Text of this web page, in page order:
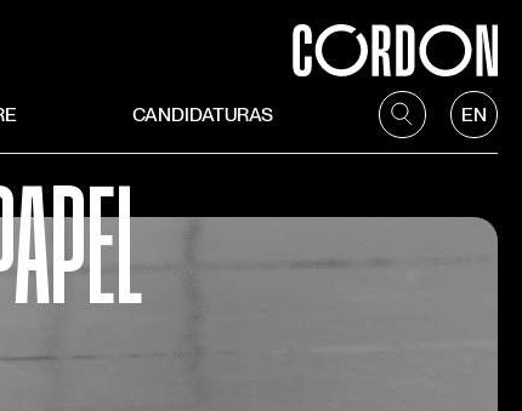
CANDIDATURAS EN